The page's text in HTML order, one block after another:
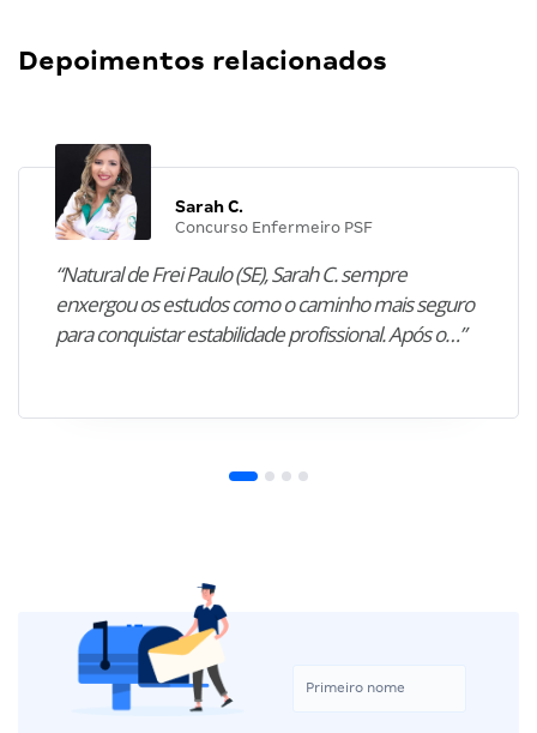
Depoimentos relacionados
Sarah C.
Concurso Enfermeiro PSF
“Natural de Frei Paulo (SE), Sarah C. sempre
enxergou os estudos como o caminho mais seguro
para conquistar estabilidade profissional. Após o…”